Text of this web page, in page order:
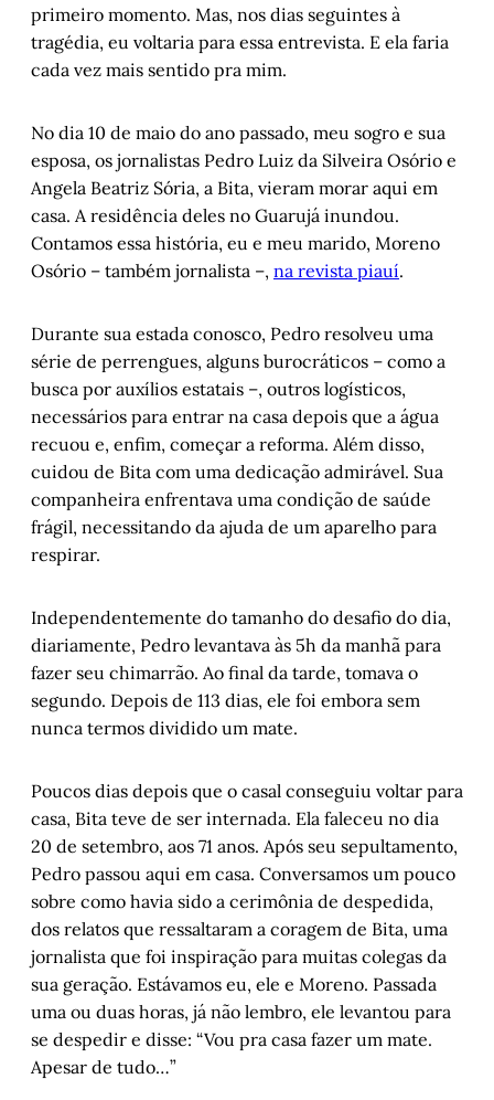
primeiro momento. Mas, nos dias seguintes à
tragédia, eu voltaria para essa entrevista. E ela faria
cada vez mais sentido pra mim.
No dia 10 de maio do ano passado, meu sogro e sua
esposa, os jornalistas Pedro Luiz da Silveira Osório e
Angela Beatriz Sória, a Bita, vieram morar aqui em
casa. A residência deles no Guarujá inundou.
Contamos essa história, eu e meu marido, Moreno
Osório – também jornalista –, na revista piauí.
Durante sua estada conosco, Pedro resolveu uma
série de perrengues, alguns burocráticos – como a
busca por auxílios estatais –, outros logísticos,
necessários para entrar na casa depois que a água
recuou e, enfim, começar a reforma. Além disso,
cuidou de Bita com uma dedicação admirável. Sua
companheira enfrentava uma condição de saúde
frágil, necessitando da ajuda de um aparelho para
respirar.
Independentemente do tamanho do desafio do dia,
diariamente, Pedro levantava às 5h da manhã para
fazer seu chimarrão. Ao final da tarde, tomava o
segundo. Depois de 113 dias, ele foi embora sem
nunca termos dividido um mate.
Poucos dias depois que o casal conseguiu voltar para
casa, Bita teve de ser internada. Ela faleceu no dia
20 de setembro, aos 71 anos. Após seu sepultamento,
Pedro passou aqui em casa. Conversamos um pouco
sobre como havia sido a cerimônia de despedida,
dos relatos que ressaltaram a coragem de Bita, uma
jornalista que foi inspiração para muitas colegas da
sua geração. Estávamos eu, ele e Moreno. Passada
uma ou duas horas, já não lembro, ele levantou para
se despedir e disse: “Vou pra casa fazer um mate.
Apesar de tudo…”